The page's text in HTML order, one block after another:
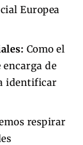
Europea
Como el
encarga de
identificar
respirar